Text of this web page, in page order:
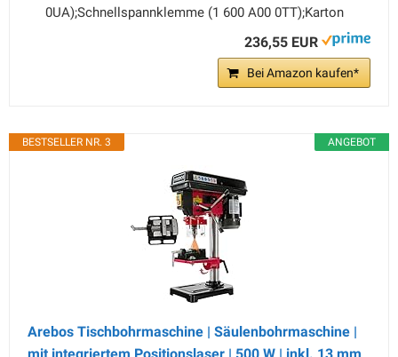
0UA);Schnellspannklemme (1 600 A00 0TT);Karton
236,55 EUR
Bei Amazon kaufen*
ANGEBOT
BESTSELLER NR. 3
Arebos Tischbohrmaschine | Säulenbohrmaschine |